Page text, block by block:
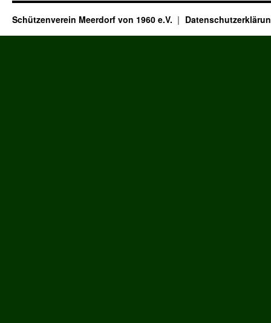
Schützenverein Meerdorf von 1960 e.V.